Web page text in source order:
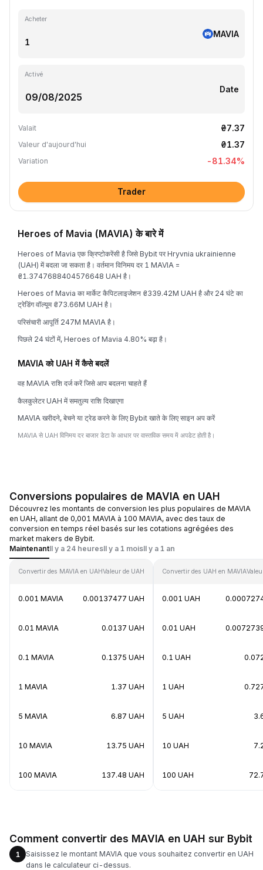
Acheter
MAVIA
Activé
Date
Valait ₴7.37
Valeur d'aujourd'hui ₴1.37
Variation -81.34%
Trader
Heroes of Mavia (MAVIA) के बारे में
Heroes of Mavia एक क्रिप्टोकरेंसी है जिसे Bybit पर Hryvnia ukrainienne
(UAH) में बदला जा सकता है। वर्तमान विनिमय दर 1 MAVIA =
₴1.3747688404576648 UAH है।
Heroes of Mavia का मार्केट कैपिटलाइजेशन ₴339.42M UAH है और 24 घंटे का
ट्रेडिंग वॉल्यूम ₴73.66M UAH है।
परिसंचारी आपूर्ति 247M MAVIA है।
पिछले 24 घंटों में, Heroes of Mavia 4.80% बढ़ा है।
MAVIA को UAH में कैसे बदलें
वह MAVIA राशि दर्ज करें जिसे आप बदलना चाहते हैं
कैलकुलेटर UAH में समतुल्य राशि दिखाएगा
MAVIA खरीदने, बेचने या ट्रेड करने के लिए Bybit खाते के लिए साइन अप करें
MAVIA से UAH विनिमय दर बाजार डेटा के आधार पर वास्तविक समय में अपडेट होती है।
Conversions populaires de MAVIA en UAH
Découvrez les montants de conversion les plus populaires de MAVIA
en UAH, allant de 0,001 MAVIA à 100 MAVIA, avec des taux de
conversion en temps réel basés sur les cotations agrégées des
market makers de Bybit.
MaintenantIl y a 24 heuresIl y a 1 moisIl y a 1 an
Convertir des MAVIA en UAHValeur de UAH
0.001 MAVIA 0.00137477 UAH
0.01 MAVIA 0.0137 UAH
0.1 MAVIA 0.1375 UAH
1 MAVIA 1.37 UAH
5 MAVIA 6.87 UAH
10 MAVIA 13.75 UAH
100 MAVIA 137.48 UAH
Convertir des UAH en MAVIA
0.001 UAH
0.01 UAH
0.1 UAH
1 UAH
5 UAH
10 UAH
100 UAH
Comment convertir des MAVIA en UAH sur Bybit
1
Saisissez le montant MAVIA que vous souhaitez convertir en UAH
dans le calculateur ci-dessus.